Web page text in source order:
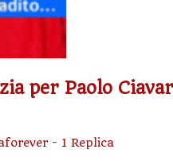
per Paolo
- 1 Replica